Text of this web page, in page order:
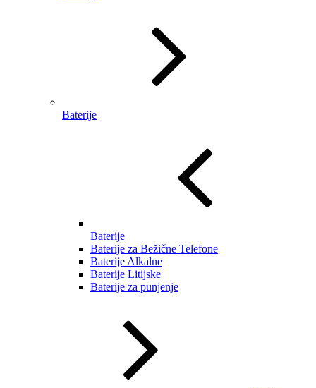
Baterije
Baterije
Baterije za Bežične Telefone
Baterije Alkalne
Baterije Litijske
Baterije za punjenje